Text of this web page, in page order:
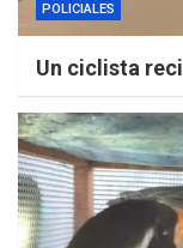
POLICIALES
Un ciclista